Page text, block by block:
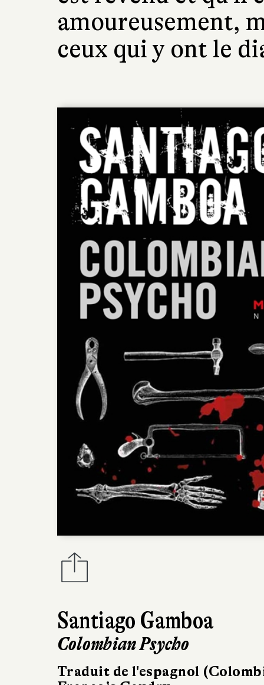
Santiago Gamboa
Colombian Psycho
Traduit de l'espagnol
amoureusement,
ceux qui y ont le